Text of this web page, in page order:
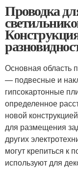
Проводка
Основная область
— подвесные и
гипсокартонные
определенное
новой
для размещения
других
могут крепиться к
используют для